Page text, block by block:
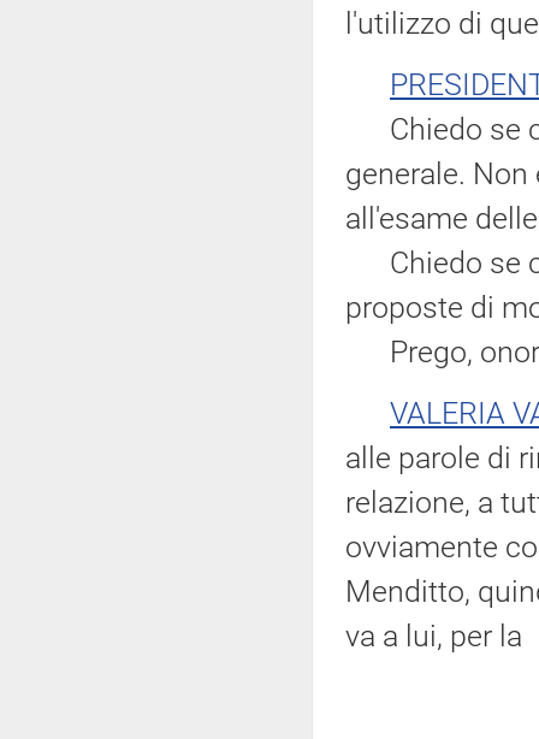
l'utilizzo di
Chiedo se
generale.
all'esame
Chiedo se
proposte di
Prego,
VALERIA
alle parole di
relazione, a
ovviamente
Menditto,
va a lui, per la